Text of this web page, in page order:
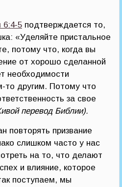
6:4-5 подтверждается то,
«Уделяйте пристальное
потому что, когда вы
от хорошо сделанной
необходимости
то другим. Потому что
за свое
перевод Библии).
повторять призвание
слишком часто у нас
на то, что делают
и влияние, которое
поступаем, мы